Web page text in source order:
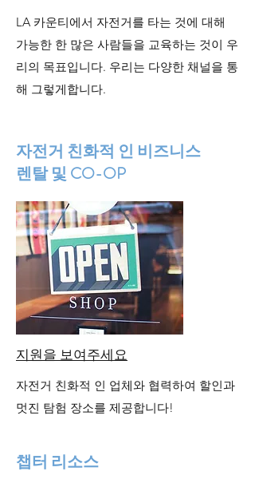
LA 카운티에서 자전거를 타는 것에 대해
가능한 한 많은 사람들을 교육하는 것이 우
리의 목표입니다. 우리는 다양한 채널을 통
해 그렇게합니다.
자전거 친화적 인 비즈니스
렌탈 및 CO-OP
지원을 보여주세요
자전거 친화적 인 업체와 협력하여 할인과
멋진 탐험 장소를 제공합니다!
챕터 리소스